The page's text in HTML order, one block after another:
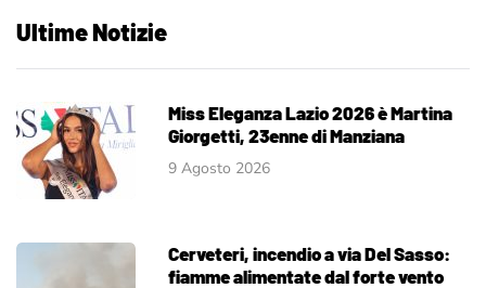
Ultime Notizie
Miss Eleganza Lazio 2026 è Martina
Giorgetti, 23enne di Manziana
9 Agosto 2026
Cerveteri, incendio a via Del Sasso:
fiamme alimentate dal forte vento